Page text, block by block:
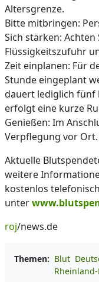
Altersgrenze.
Bitte mitbringen:
Sich stärken:
Flüssigkeitszufuhr
Zeit einplanen: Für
Stunde eingeplant
dauert lediglich fünf
erfolgt eine kurze
Genießen: Im
Verpflegung vor Ort.
Aktuelle
weitere
kostenlos
unter
roj/news.de
Themen: Blut
Rheinland-